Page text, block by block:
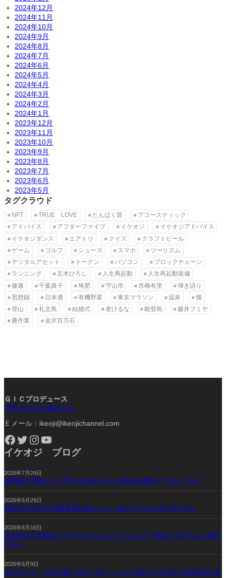
2024年12月
2024年11月
2024年10月
2024年9月
2024年8月
2024年7月
2024年6月
2024年5月
2024年4月
2024年3月
2024年2月
2024年1月
2023年12月
2023年11月
2023年10月
2023年9月
2023年8月
2023年7月
2023年6月
2023年5月
タグクラウド
NFT TRUE LOVE たんぱく質
アコースティック
アドバイス
アフターファイブ イケオジ
イケオジアドバイス
イケオジダンス
エアトリ クイズ
クラフトビール
ゲーム
ゴルフ シューズ スマホ
ツーリズム
デジタルアセット
トークン パソコン
ブロックチェーン
ランニング
五木ひろし 人生再起動
人生再起動装備
健康
千葉真子 堆肥 守山市 市橋有里
弾き語り
思想録
日本酒 有機野菜 東京マラソン 温泉
畑
登山
礼文島 結婚式 老けるな 能登島
藤井フミヤ
農作業
金沢百万石
ＧＩＣプロデュース
プライバシーポリシー
Ｅメール：ikeoji@ikeojichannel.com
Facebook Twitter Instagram YouTube
イケオジ ブログ
2026年7月24日
昭和脳は卒業しろ！部下はお前のバカさ加減を腹抱えて笑ってるぞ
2026年6月29日
AI時代の生き方 終身雇用は終わった！会社だけに人生を預けるな
2026年6月16日
学生時代の自慢ばかりする大人になっていないか？過去に生きる人と進化
する人
2026年6月9日
なぜキング・カズは若いのか？若々しい人と老ける人を分ける決定的な違